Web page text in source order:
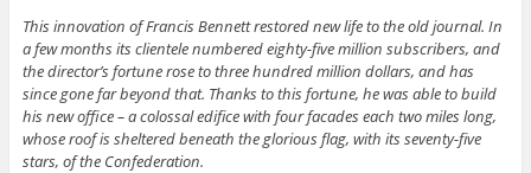
This innovation of Francis Bennett restored new life to the old journal. In
a few months its clientele numbered eighty-five million subscribers, and
the director’s fortune rose to three hundred million dollars, and has
since gone far beyond that. Thanks to this fortune, he was able to build
his new office – a colossal edifice with four facades each two miles long,
whose roof is sheltered beneath the glorious flag, with its seventy-five
stars, of the Confederation.